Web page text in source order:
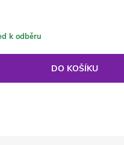
k odběru
DO KOŠÍKU